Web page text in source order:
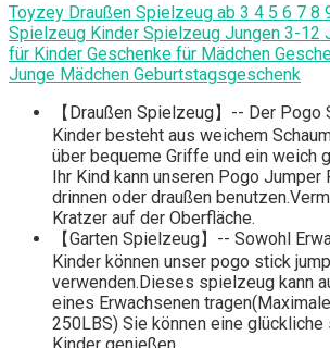
Toyzey Draußen Spielzeug ab 3 4 5 6 7 8
Spielzeug Kinder Spielzeug Jungen 3-12
für Kinder Geschenke für Mädchen
Junge Mädchen Geburtstagsgeschenk
【Draußen Spielzeug】-- Der
Kinder besteht aus weichem
über bequeme Griffe und ein weich
Ihr Kind kann unseren Pogo
drinnen oder draußen
Kratzer auf der Oberfläche.
【Garten Spielzeug】-- Sowohl
Kinder können unser pogo stick
verwenden.Dieses spielzeug kann
eines Erwachsenen
250LBS) Sie können eine